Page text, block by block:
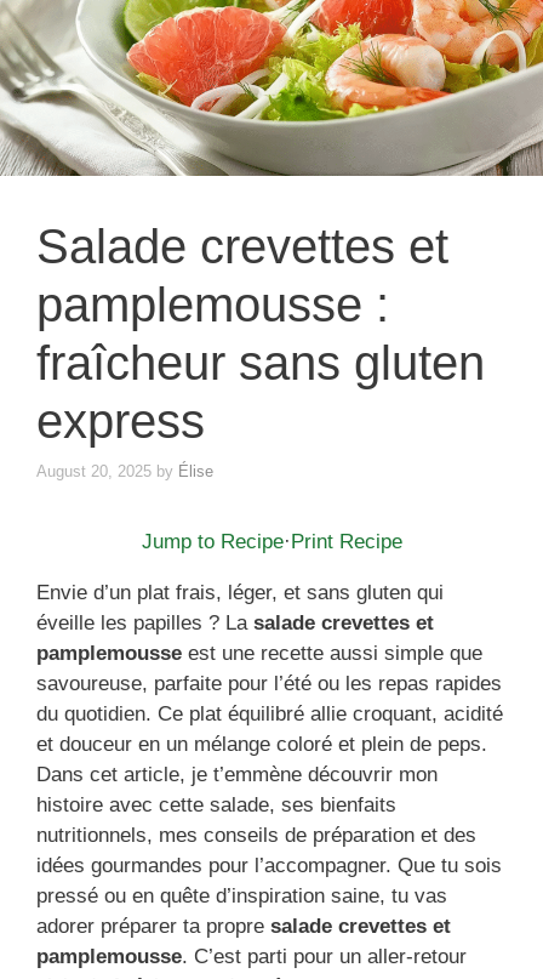
Salade crevettes et
pamplemousse :
fraîcheur sans gluten
express
August 20, 2025 by Élise
Jump to Recipe· Print Recipe
Envie d’un plat frais, léger, et sans gluten qui
éveille les papilles ? La salade crevettes et
pamplemousse est une recette aussi simple que
savoureuse, parfaite pour l’été ou les repas rapides
du quotidien. Ce plat équilibré allie croquant, acidité
et douceur en un mélange coloré et plein de peps.
Dans cet article, je t’emmène découvrir mon
histoire avec cette salade, ses bienfaits
nutritionnels, mes conseils de préparation et des
idées gourmandes pour l’accompagner. Que tu sois
pressé ou en quête d’inspiration saine, tu vas
adorer préparer ta propre salade crevettes et
pamplemousse. C’est parti pour un aller-retour